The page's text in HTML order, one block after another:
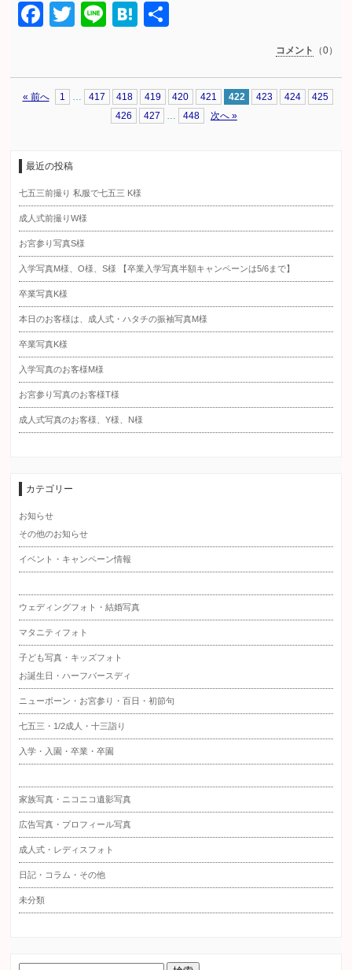
Facebook
Twitter
LineHatena
コメント （0）
« 前へ 1 417 418 419 420 421 422 423 424
425
426
427 448 次へ »
最近の投稿
七五三前撮り 私服で七五三 K様
成人式前撮りW様
お宮参り写真S様
入学写真M様、O様、S様 【卒業入学写真半額キャンペーンは5/6まで】
卒業写真K様
本日のお客様は、成人式・ハタチの振袖写真M様
卒業写真K様
入学写真のお客様M様
お宮参り写真のお客様T様
成人式写真のお客様、Y様、N様
カテゴリー
お知らせ
その他のお知らせ
イベント・キャンペーン情報
ウェディングフォト・結婚写真
マタニティフォト
子ども写真・キッズフォト
お誕生日・ハーフバースディ
ニューボーン・お宮参り・百日・初節句
七五三・1/2成人・十三詣り
入学・入園・卒業・卒園
家族写真・ニコニコ遺影写真
広告写真・プロフィール写真
成人式・レディスフォト
日記・コラム・その他
未分類